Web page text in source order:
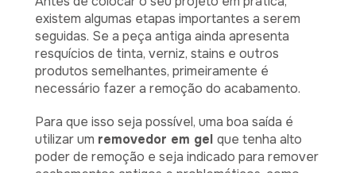
existem algumas etapas importantes a serem
seguidas. Se a peça antiga ainda apresenta
resquícios de tinta, verniz, stains e outros
produtos semelhantes, primeiramente é
necessário fazer a remoção do acabamento.
Para que isso seja possível, uma boa saída é
utilizar um removedor em gel que tenha alto
poder de remoção e seja indicado para remover